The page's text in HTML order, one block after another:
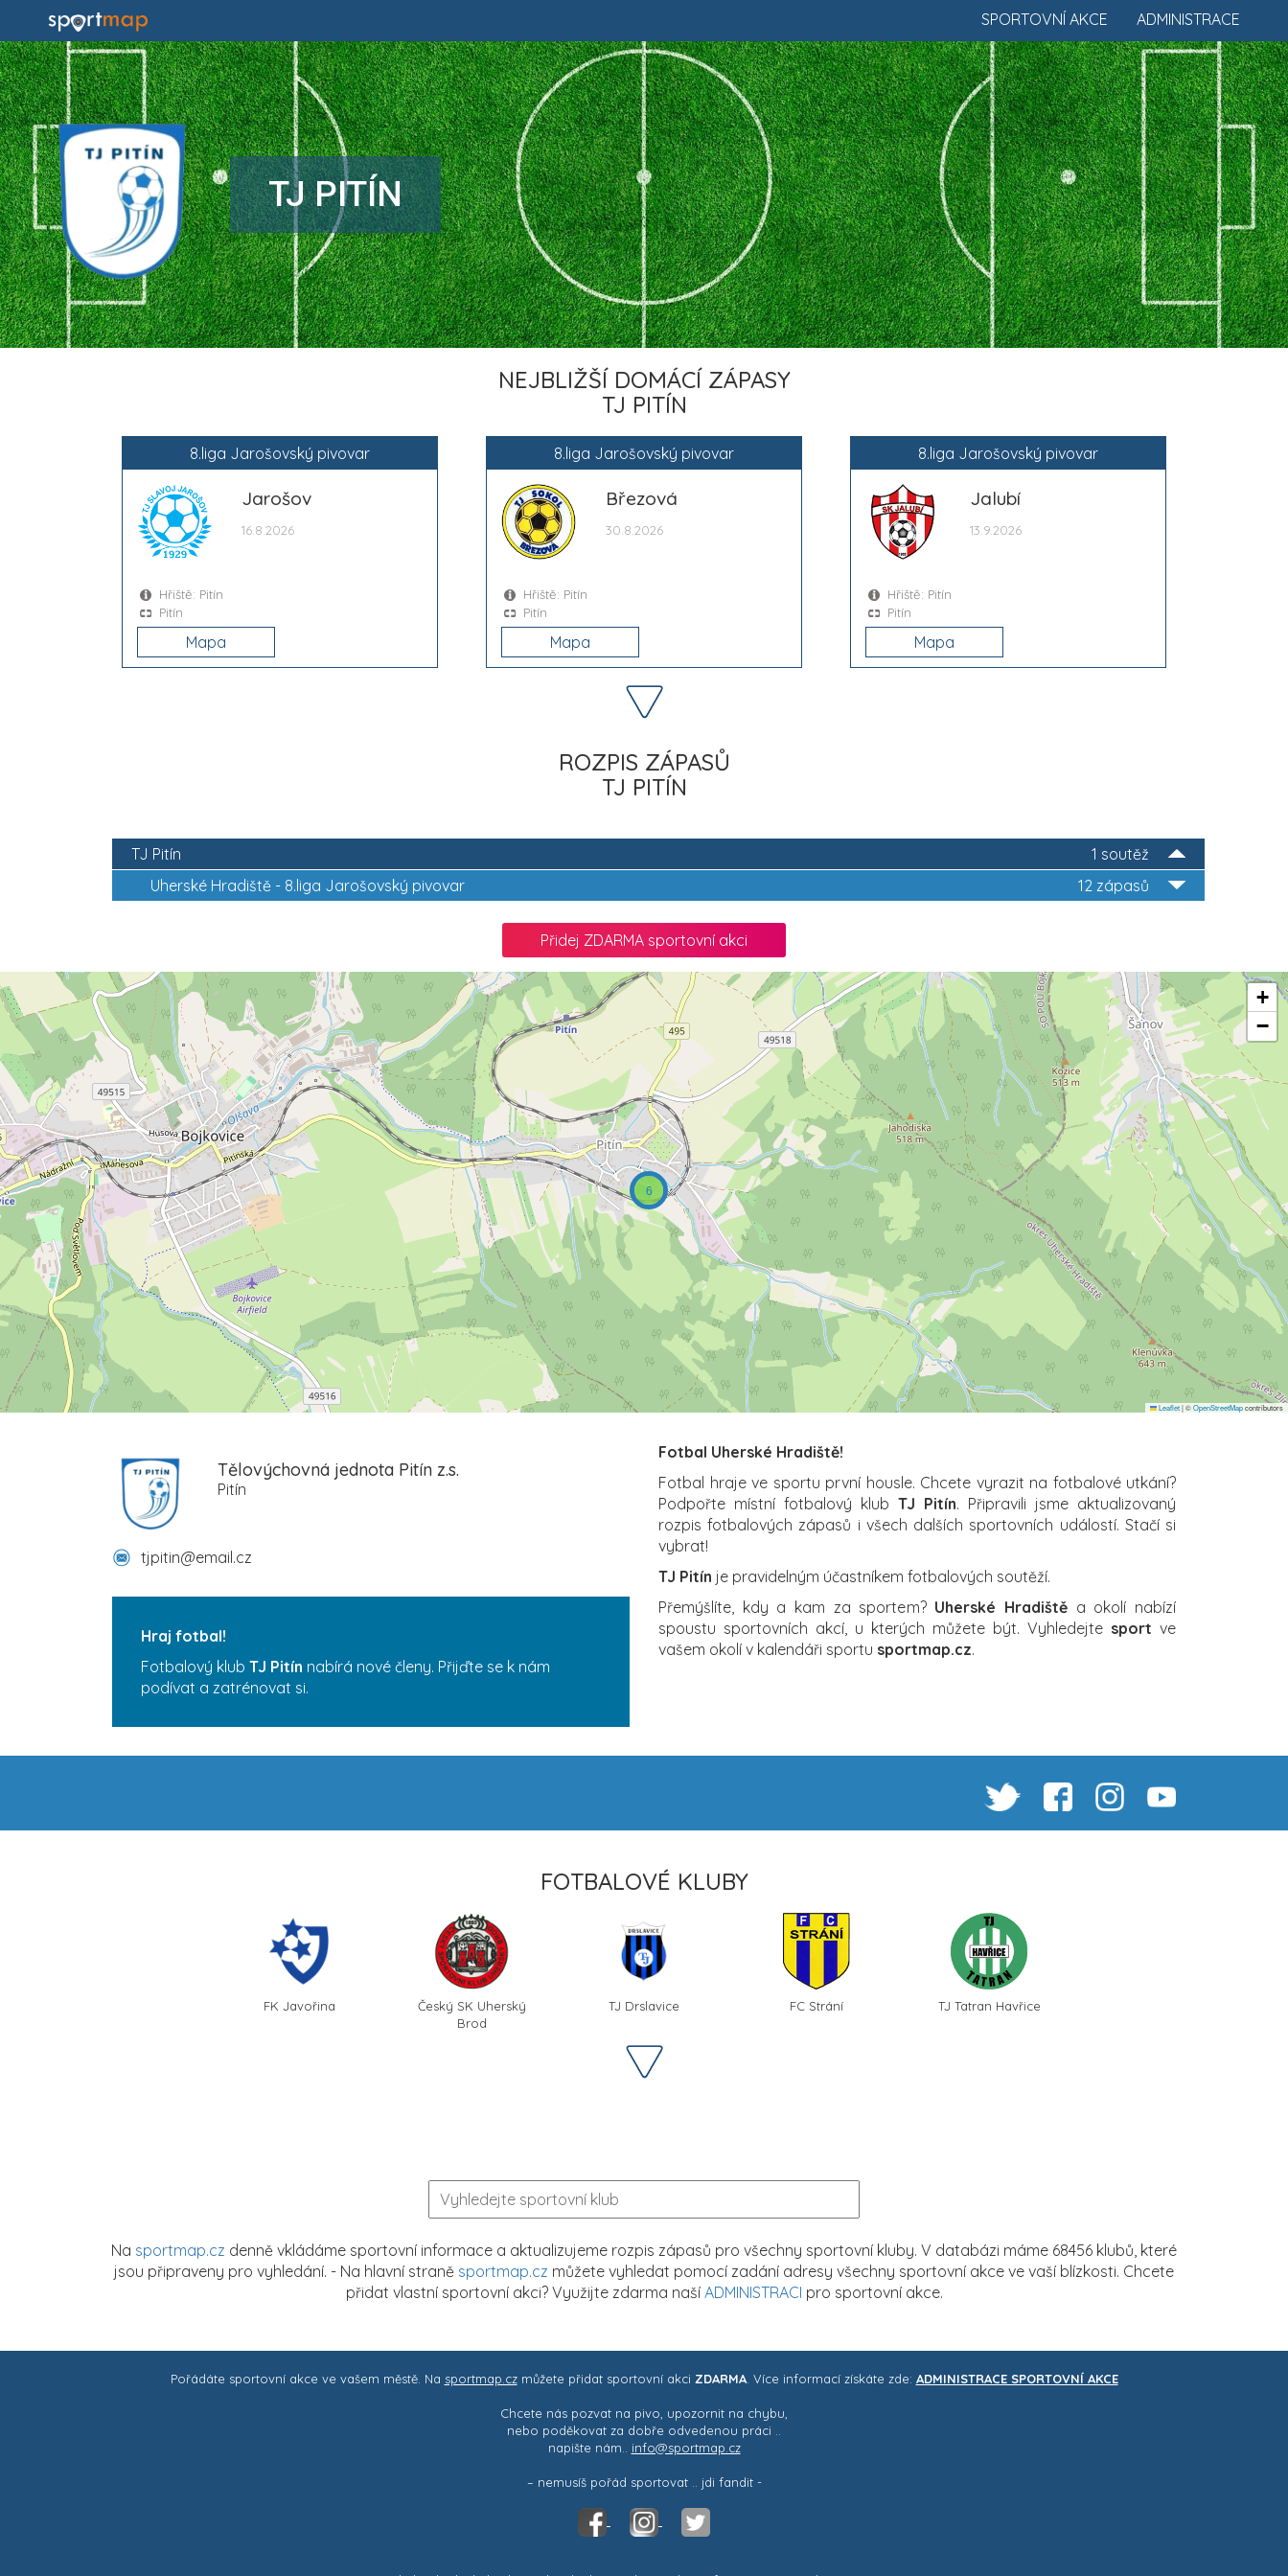
ADMINISTRACE
SPORTOVNÍ AKCE
TJ PITÍN
NEJBLIŽŠÍ DOMÁCÍ ZÁPASY
TJ PITÍN
8.liga Jarošovský pivovar
Jarošov
16.8.2026
Hřiště: Pitín
Pitín
Mapa
8.liga Jarošovský pivovar
Březová
30.8.2026
Hřiště: Pitín
Pitín
Mapa
8.liga Jarošovský pivovar
Jalubí
13.9.2026
Hřiště: Pitín
Pitín
Mapa
ROZPIS ZÁPASŮ
TJ PITÍN
1 soutěž
TJ Pitín
12 zápasů
Uherské Hradiště - 8.liga Jarošovský pivovar
Přidej ZDARMA sportovní akci
6
+
−
Leaflet|©OpenStreetMapcontributors
Tělovýchovná jednota Pitín z.s.
Pitín
tjpitin@email.cz
Hraj fotbal!
Fotbalový klub TJ Pitín nabírá nové členy. Přijďte se k nám
podívat a zatrénovat si.
Fotbal Uherské Hradiště!
Fotbal hraje ve sportu první housle. Chcete vyrazit na fotbalové utkání?
Podpořte místní fotbalový klub TJ Pitín. Připravili jsme aktualizovaný
rozpis fotbalových zápasů i všech dalších sportovních událostí. Stačí si
vybrat!
TJ Pitín je pravidelným účastníkem fotbalových soutěží.
Přemýšlíte, kdy a kam za sportem? Uherské Hradištěa okolí nabízí
spoustu sportovních akcí, u kterých můžete být. Vyhledejte sport ve
vašem okolí v kalendáři sportu sportmap.cz.
FOTBALOVÉ KLUBY
FK Javořina
Český SK Uherský
Brod
TJ Drslavice FC Strání TJ Tatran Havřice
Na sportmap.cz denně vkládáme sportovní informace a aktualizujeme rozpis zápasů pro všechny sportovní kluby. V databázi máme 68456 klubů, které
jsou připraveny pro vyhledání. - Na hlavní straně sportmap.cz můžete vyhledat pomocí zadání adresy všechny sportovní akce ve vaší blízkosti. Chcete
přidat vlastní sportovní akci? Využijte zdarma naší ADMINISTRACI pro sportovní akce.
Pořádáte sportovní akce ve vašem městě. Na sportmap.czmůžete přidat sportovní akci ZDARMA. Více informací získáte zde: ADMINISTRACE SPORTOVNÍ AKCE
Chcete nás pozvat na pivo, upozornit na chybu,
nebo poděkovat za dobře odvedenou práci ..
napište nám.. info@sportmap.cz
– nemusíš pořád sportovat .. jdi fandit -